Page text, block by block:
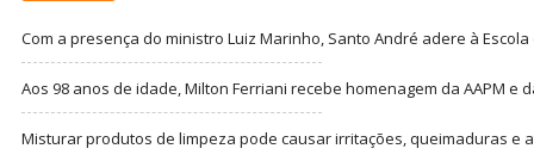
Com a presença do ministro Luiz Marinho, Santo André adere à
Aos 98 anos de idade, Milton Ferriani recebe homenagem da AAPM e
Misturar produtos de limpeza pode causar irritações, queimaduras e